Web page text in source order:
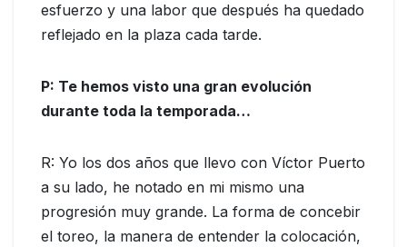
esfuerzo y una labor que después ha quedado
reflejado en la plaza cada tarde.
P: Te hemos visto una gran evolución
durante toda la temporada…
R: Yo los dos años que llevo con Víctor Puerto
a su lado, he notado en mi mismo una
progresión muy grande. La forma de concebir
el toreo, la manera de entender la colocación,